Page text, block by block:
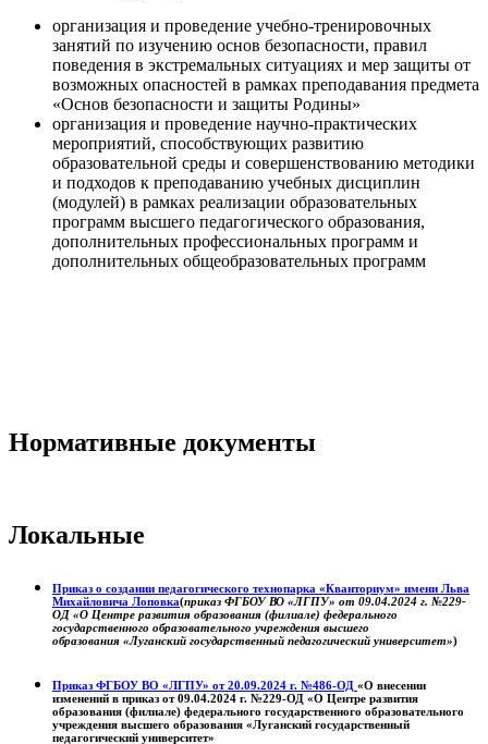
организация и проведение учебно-тренировочных
занятий по изучению основ безопасности, правил
поведения в экстремальных ситуациях и мер защиты от
возможных опасностей в рамках преподавания предмета
«Основ безопасности и защиты Родины»
организация и проведение научно-практических
мероприятий, способствующих развитию
образовательной среды и совершенствованию методики
и подходов к преподаванию учебных дисциплин
(модулей) в рамках реализации образовательных
программ высшего педагогического образования,
дополнительных профессиональных программ и
дополнительных общеобразовательных программ
Нормативные документы
Локальные
Приказ о создании педагогического технопарка «Кванториум» имени Льва
Михайловича Лоповка(приказ ФГБОУ ВО «ЛГПУ» от 09.04.2024 г. №229-
ОД «О Центре развития образования (филиале) федерального
государственного образовательного учреждения высшего
образования «Луганский государственный педагогический университет»)
Приказ ФГБОУ ВО «ЛГПУ» от 20.09.2024 г. №486-ОД «О внесении
изменений в приказ от 09.04.2024 г. №229-ОД «О Центре развития
образования (филиале) федерального государственного образовательного
учреждения высшего образования «Луганский государственный
педагогический университет»